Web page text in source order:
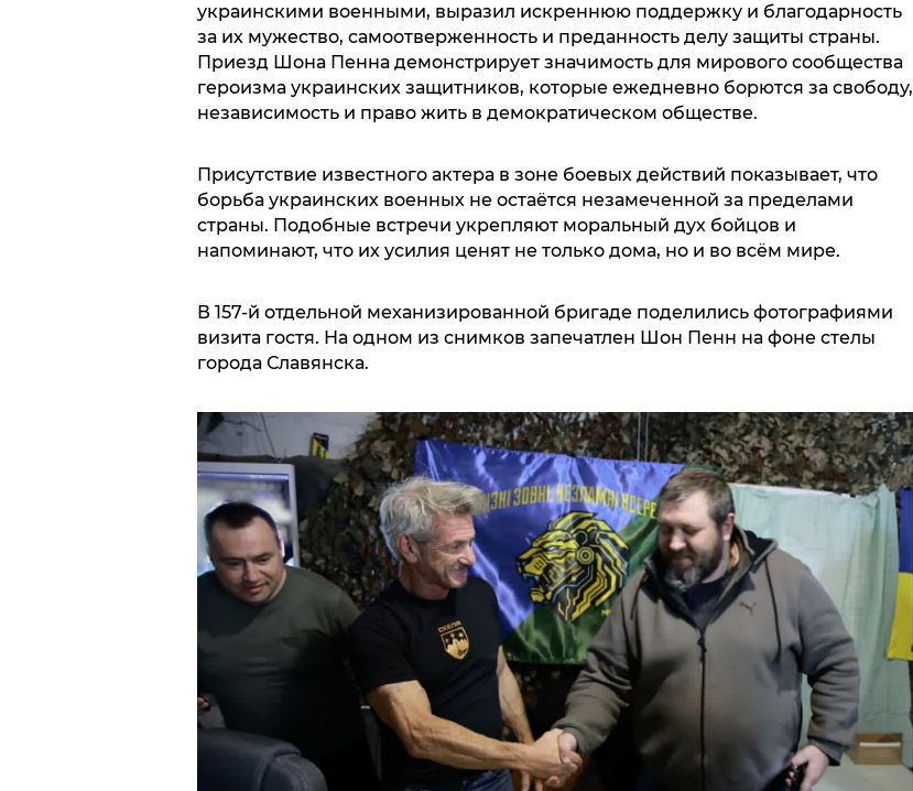
украинскими военными, выразил искреннюю поддержку и благодарность
за их мужество, самоотверженность и преданность делу защиты страны.
Приезд Шона Пенна демонстрирует значимость для мирового сообщества
героизма украинских защитников, которые ежедневно борются за свободу,
независимость и право жить в демократическом обществе.
Присутствие известного актера в зоне боевых действий показывает, что
борьба украинских военных не остаётся незамеченной за пределами
страны. Подобные встречи укрепляют моральный дух бойцов и
напоминают, что их усилия ценят не только дома, но и во всём мире.
В 157-й отдельной механизированной бригаде поделились фотографиями
визита гостя. На одном из снимков запечатлен Шон Пенн на фоне стелы
города Славянска.